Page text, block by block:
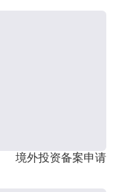
境外投资备案申请